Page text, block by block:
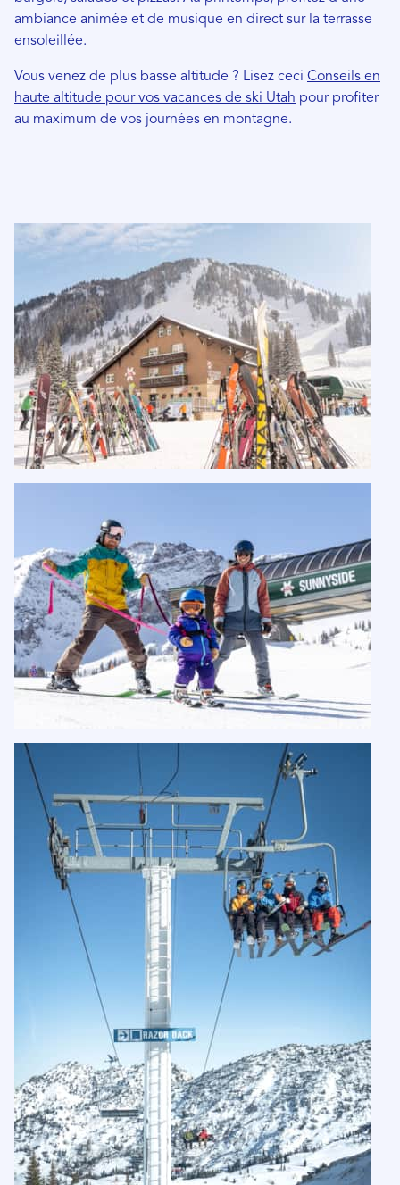
ambiance animée et de musique en direct sur la terrasse
ensoleillée.
Vous venez de plus basse altitude ? Lisez ceci Conseils en
haute altitude pour vos vacances de ski Utah pour profiter
au maximum de vos journées en montagne.